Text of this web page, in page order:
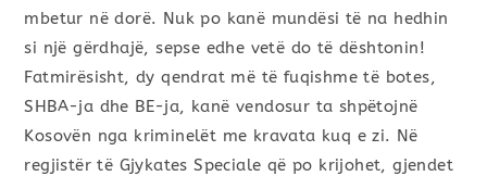
mbetur në dorë. Nuk po kanë mundësi të na hedhin
si një gërdhajë, sepse edhe vetë do të dështonin!
Fatmirësisht, dy qendrat më të fuqishme të botes,
SHBA-ja dhe BE-ja, kanë vendosur ta shpëtojnë
Kosovën nga kriminelët me kravata kuq e zi. Në
regjistër të Gjykates Speciale që po krijohet, gjendet